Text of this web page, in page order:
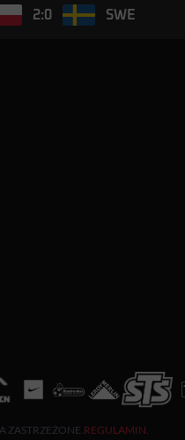
2:0 SWE
ZASTRZEŻONE. REGULAMIN